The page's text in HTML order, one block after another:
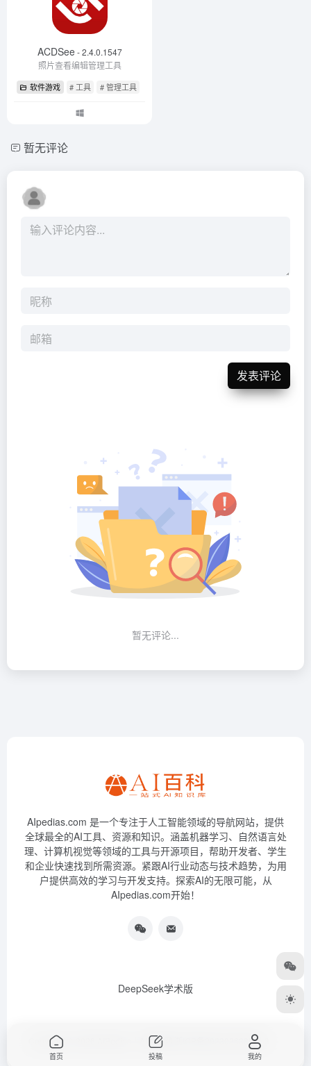
ACDSee- 2.4.0.1547
照片查看编辑管理工具
软件游戏 # 工具 # 管理工具
暂无评论
发表评论
暂无评论...
AIpedias.com 是一个专注于人工智能领域的导航网站，提供
全球最全的AI工具、资源和知识。涵盖机器学习、自然语言处
理、计算机视觉等领域的工具与开源项目，帮助开发者、学生
和企业快速找到所需资源。紧跟AI行业动态与技术趋势，为用
户提供高效的学习与开发支持。探索AI的无限可能，从
AIpedias.com开始！
DeepSeek学术版
Copyright © 2026 AIPedias｜AI导航网 浙ICP备2023026385号-3
首页 投稿 我的